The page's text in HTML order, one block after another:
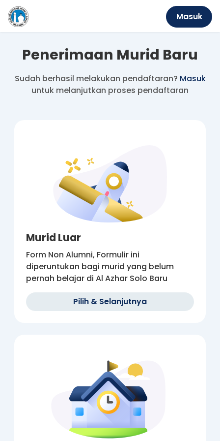
Masuk
Penerimaan Murid Baru
Sudah berhasil melakukan pendaftaran? Masuk
untuk melanjutkan proses pendaftaran
Murid Luar
Form Non Alumni, Formulir ini
diperuntukan bagi murid yang belum
pernah belajar di Al Azhar Solo Baru
Pilih & Selanjutnya